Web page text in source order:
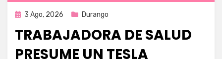
Publicada
3 Ago, 2026 Durango
TRABAJADORA DE SALUD
PRESUME UN TESLA